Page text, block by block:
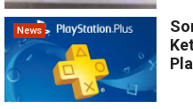
News